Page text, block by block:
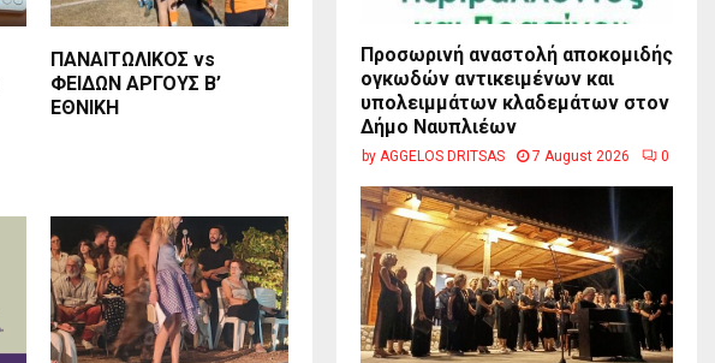
ΠΑΝΑΙΤΩΛΙΚΟΣ vs
ΦΕΙΔΩΝ ΑΡΓΟΥΣ Β’
ΕΘΝΙΚΗ
Προσωρινή αναστολή αποκομιδής
ογκωδών αντικειμένων και
υπολειμμάτων κλαδεμάτων στον
Δήμο Ναυπλιέων
by AGGELOS DRITSAS 7 August 2026 0